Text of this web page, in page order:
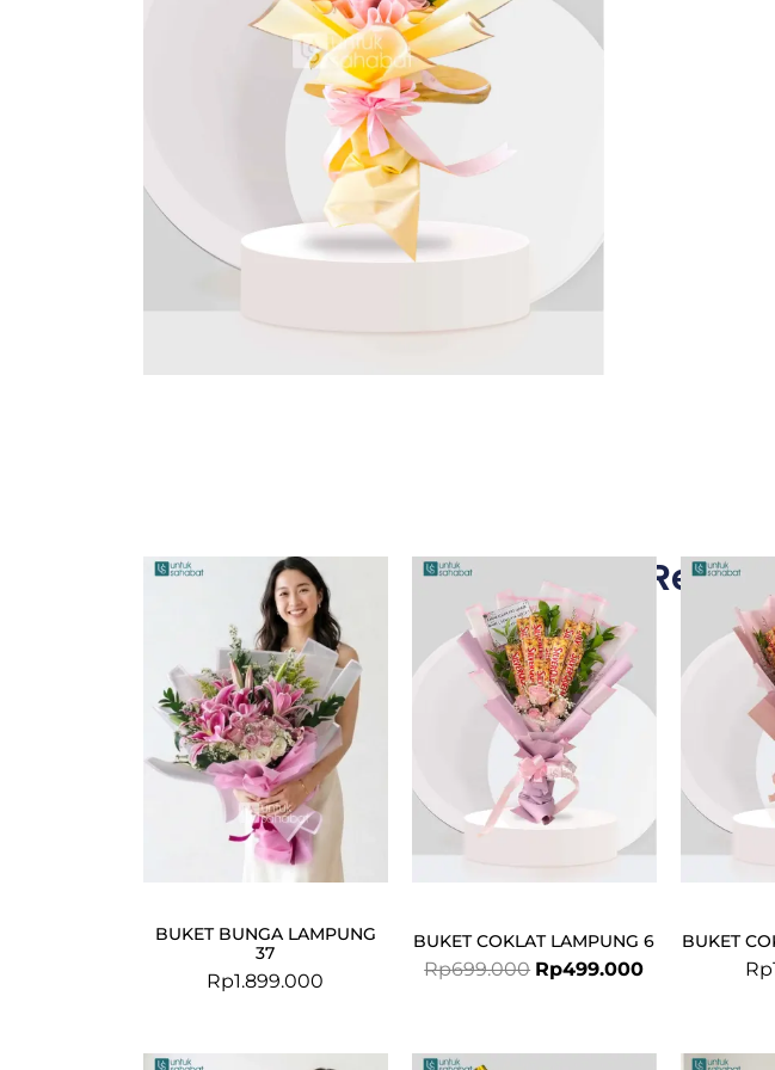
BUKET BUNGA LAMPUNG
37
Rp1.899.000
BUKET COKLAT LAMPUNG 6
Rp699.000
price
was:
Rp699.000.
Rp499.000
Current
price
Rp499.000.
BUKET
Rp
Original
Current